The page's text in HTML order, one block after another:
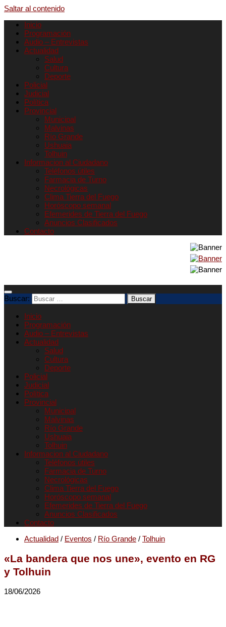
Saltar al contenido
Inicio
Programación
Audio – Entrevistas
Actualidad
Salud
Cultura
Deporte
Policial
Judicial
Política
Provincial
Municipal
Malvinas
Río Grande
Ushuaia
Tolhuin
Informacion al Ciudadano
Teléfonos útiles
Farmacia de Turno
Necrológicas
Clima Tierra del Fuego
Horóscopo semanal
Efemerides de Tierra del Fuego
Anuncios Clasificados
Contacto
Buscar:
Inicio
Programación
Audio – Entrevistas
Actualidad
Salud
Cultura
Deporte
Policial
Judicial
Política
Provincial
Municipal
Malvinas
Río Grande
Ushuaia
Tolhuin
Informacion al Ciudadano
Teléfonos útiles
Farmacia de Turno
Necrológicas
Clima Tierra del Fuego
Horóscopo semanal
Efemerides de Tierra del Fuego
Anuncios Clasificados
Contacto
Actualidad / Eventos / Río Grande / Tolhuin
«La bandera que nos une», evento en RG
y Tolhuin
18/06/2026